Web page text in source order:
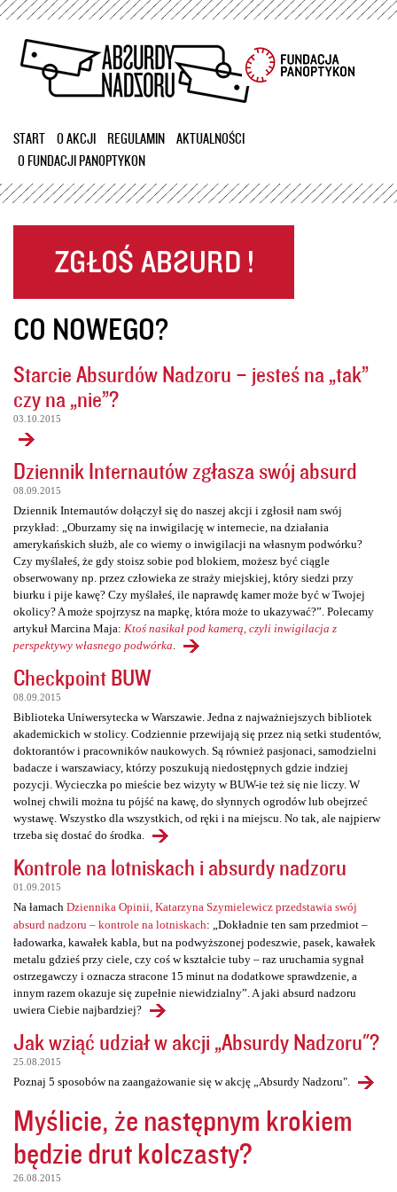
Przejdź
treści
START O AKCJI REGULAMIN
AKTUALNOŚCI
O FUNDACJI PANOPTYKON
CO NOWEGO?
Starcie Absurdów Nadzoru – jesteś na „tak”
czy na „nie”?
03.10.2015
Dziennik Internautów zgłasza swój absurd
08.09.2015
Dziennik Internautów dołączył się do naszej akcji i zgłosił nam swój
przykład: „Oburzamy się na inwigilację w internecie, na działania
amerykańskich służb, ale co wiemy o inwigilacji na własnym podwórku?
Czy myślałeś, że gdy stoisz sobie pod blokiem, możesz być ciągle
obserwowany np. przez człowieka ze straży miejskiej, który siedzi przy
biurku i pije kawę? Czy myślałeś, ile naprawdę kamer może być w Twojej
okolicy? A może spojrzysz na mapkę, która może to ukazywać?”. Polecamy
artykuł Marcina Maja: Ktoś nasikał pod kamerą, czyli inwigilacja z
perspektywy własnego podwórka
Checkpoint BUW
08.09.2015
Biblioteka Uniwersytecka w Warszawie. Jedna z najważniejszych bibliotek
akademickich w stolicy. Codziennie przewijają się przez nią setki studentów,
doktorantów i pracowników naukowych. Są również pasjonaci, samodzielni
badacze i warszawiacy, którzy poszukują niedostępnych gdzie indziej
pozycji. Wycieczka po mieście bez wizyty w BUW-ie też się nie liczy. W
wolnej chwili można tu pójść na kawę, do słynnych ogrodów lub obejrzeć
wystawę. Wszystko dla wszystkich, od ręki i na miejscu. No tak, ale najpierw
trzeba się dostać do środka.
Kontrole na lotniskach i absurdy nadzoru
01.09.2015
Na łamach Dziennika Opinii, Katarzyna Szymielewicz przedstawia swój
absurd nadzoru – kontrole na lotniskach: „Dokładnie ten sam przedmiot –
ładowarka, kawałek kabla, but na podwyższonej podeszwie, pasek, kawałek
metalu gdzieś przy ciele, czy coś w kształcie tuby – raz uruchamia sygnał
ostrzegawczy i oznacza stracone 15 minut na dodatkowe sprawdzenie, a
innym razem okazuje się zupełnie niewidzialny”. A jaki absurd nadzoru
uwiera Ciebie najbardziej?
Jak wziąć udział w akcji „Absurdy Nadzoru"?
25.08.2015
Poznaj 5 sposobów na zaangażowanie się w akcję „Absurdy Nadzoru".
Myślicie, że następnym krokiem
będzie drut kolczasty?
26.08.2015